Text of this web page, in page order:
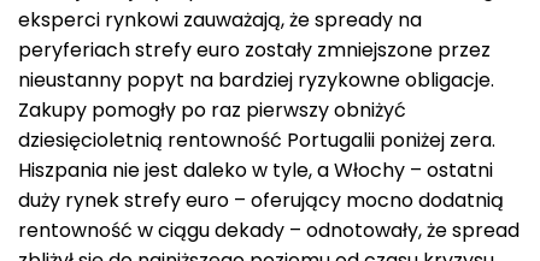
eksperci rynkowi zauważają, że ​​spready na
peryferiach strefy euro zostały zmniejszone przez
nieustanny popyt na bardziej ryzykowne obligacje.
Zakupy pomogły po raz pierwszy obniżyć
dziesięcioletnią rentowność Portugalii poniżej zera.
Hiszpania nie jest daleko w tyle, a Włochy – ostatni
duży rynek strefy euro – oferujący mocno dodatnią
rentowność w ciągu dekady – odnotowały, że spread